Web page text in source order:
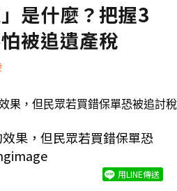
是什麼？把握3
被追遺產稅
果，但民眾若買錯保單恐
用LINE傳送